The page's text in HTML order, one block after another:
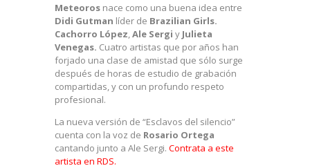
Meteoros nace como una buena idea entre
Didi Gutman líder de Brazilian Girls.
Cachorro López Ale Sergi y Julieta
Venegas. Cuatro artistas que por años han
forjado una clase de amistad que sólo surge
después de horas de estudio de grabación
compartidas, y con un profundo respeto
profesional.
La nueva versión de “Esclavos del silencio”
cuenta con la voz de Rosario Ortega
cantando junto a Ale Sergi. Contrata a este
artista en RDS.